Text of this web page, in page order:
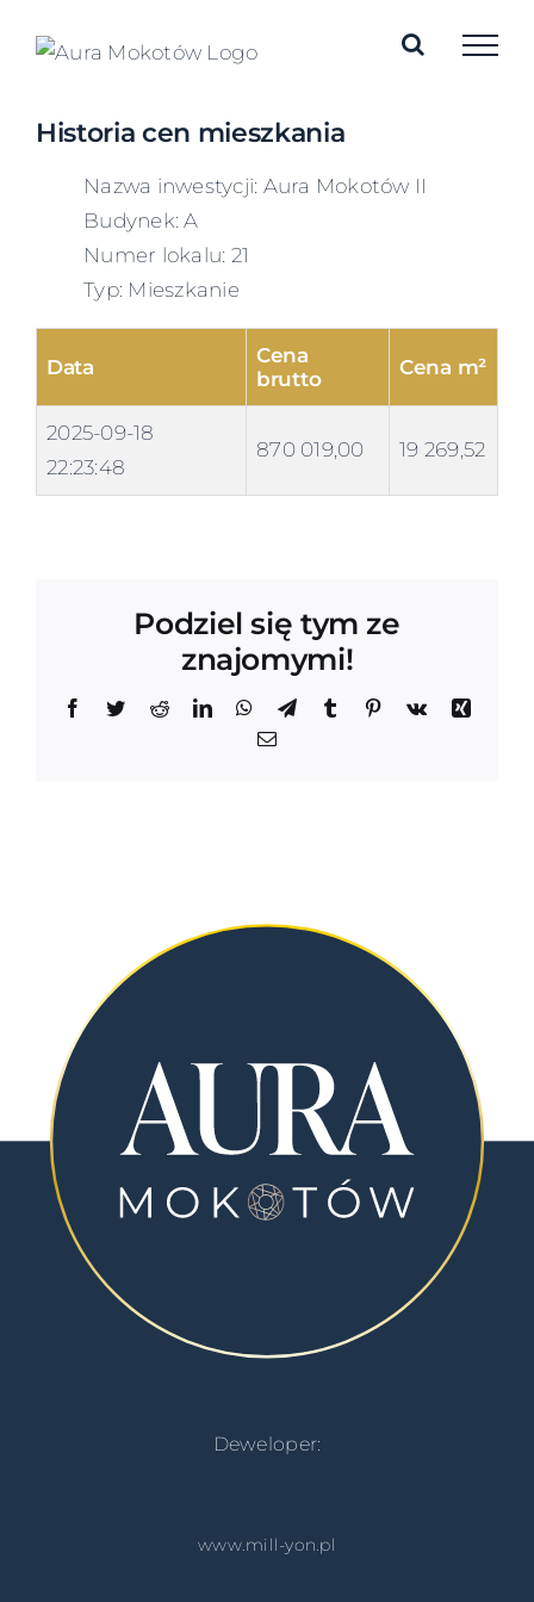
Historia cen mieszkania
Nazwa inwestycji: Aura Mokotów II
Budynek: A
Numer lokalu: 21
Typ: Mieszkanie
Data
Cena
brutto
Cena m²
2025-09-18
22:23:48
870 019,00 19 269,52
Podziel się tym ze
znajomymi!
Facebook
TwitterRedditLinkedInWhatsApp
TelegramTumblr Pinterest
Vk
Xing
Email
Deweloper:
www.mill-yon.pl